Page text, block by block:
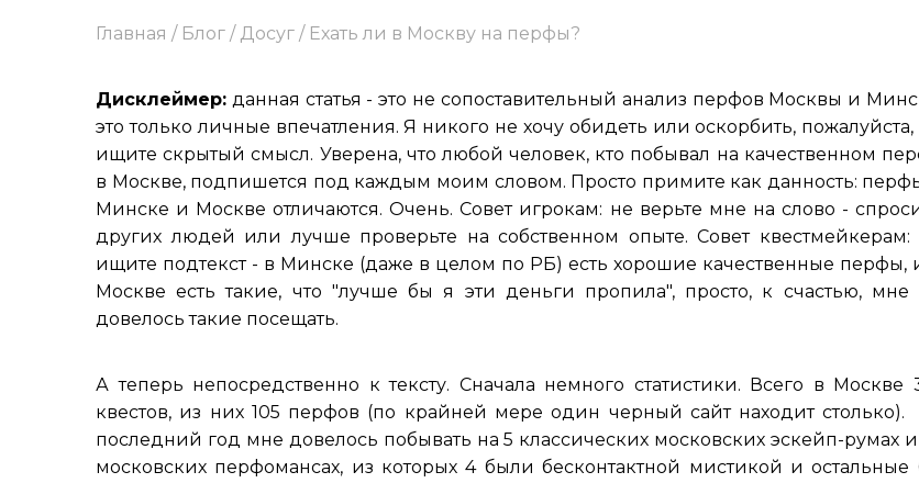
Главная / Блог / Досуг / Ехать ли в Москву на перфы?
Дисклеймер: данная статья - это не сопоставительный анализ перфов Москвы и
это только личные впечатления. Я никого не хочу обидеть или оскорбить, пожалуйста,
ищите скрытый смысл. Уверена, что любой человек, кто побывал на качественном
в Москве, подпишется под каждым моим словом. Просто примите как данность:
Минске и Москве отличаются. Очень. Совет игрокам: не верьте мне на слово -
других людей или лучше проверьте на собственном опыте. Совет квестмейкерам:
ищите подтекст - в Минске (даже в целом по РБ) есть хорошие качественные перфы,
Москве есть такие, что "лучше бы я эти деньги пропила", просто, к счастью, мне
довелось такие посещать.
А теперь непосредственно к тексту. Сначала немного статистики. Всего в Москве
квестов, из них 105 перфов (по крайней мере один черный сайт находит столько).
последний год мне довелось побывать на 5 классических московских эскейп-румах и
московских перфомансах, из которых 4 были бесконтактной мистикой и остальные